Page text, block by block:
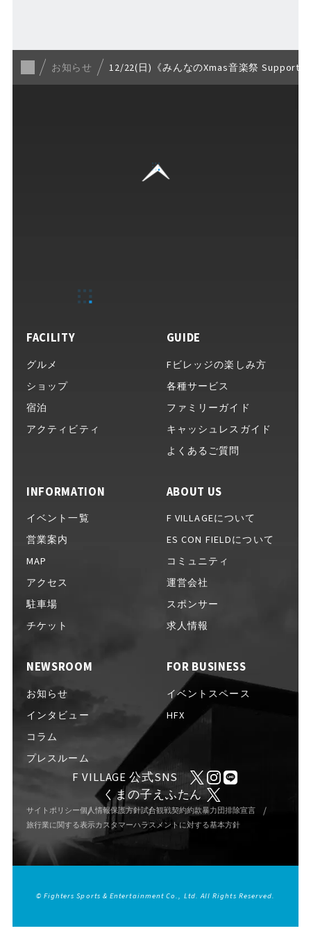
各種サービス
イベントをお考えの方へ
完全キャッシュレスガイド
Fビレッジ公式アプリ
GOODS
EVENTS イベント一覧
NEWS お知らせ
INTERVIEW インタビュー
COLUMNS コラム
FAQ よくある質問
お知らせ 12/22(日)《みんなのXmas音楽祭
FACILITY
グルメ
ショップ
宿泊
アクティビティ
INFORMATION
イベント一覧
営業案内
MAP
アクセス
駐車場
チケット
GUIDE
Fビレッジの楽しみ方
各種サービス
ファミリーガイド
キャッシュレスガイド
よくあるご質問
NEWSROOM
お知らせ
インタビュー
コラム
プレスルーム
ABOUT US
F VILLAGEについて
ES CON FIELDについて
コミュニティ
運営会社
スポンサー
求人情報
FOR BUSINESS
イベントスペース
HFX
F VILLAGE 公式SNS
くまの子えふたん
サイトポリシー個人情報保護方針試合観戦契約約款暴力団排除宣言
旅行業に関する表示カスタマーハラスメントに対する基本方針
© Fighters Sports & Entertainment Co., Ltd. All Rights Reserved.